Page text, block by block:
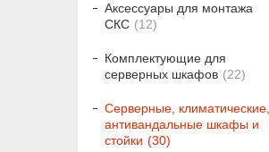
Аксессуары для монтажа
СКС
12
Комплектующие для
серверных шкафов
22
Серверные, климатические,
антивандальные шкафы и
стойки
30